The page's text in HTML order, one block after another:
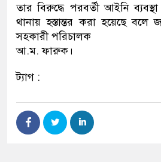
তার বিরুদ্ধে পরবর্তী আইনি
থানায় হস্তান্তর করা হয়েছে বলে
সহকারী পরিচালক
আ.ম. ফারুক।
ট্যাগ :